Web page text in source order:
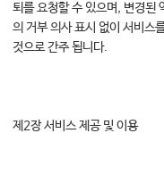
퇴를 요청할 수 있으며, 변경된
의 거부 의사 표시 없이 서비스
것으로 간주 됩니다.
제2장 서비스 제공 및 이용